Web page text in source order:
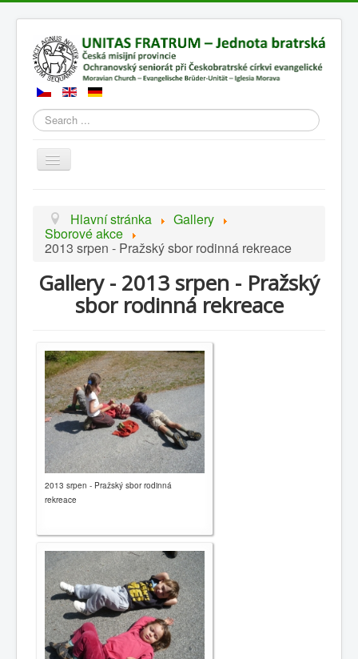
Search
Přepnout
navigaci
1 34 5
Home page
Brief history
Contacts
Congregations
Links
Leave message
Hlavní stránka Gallery
Sborové akce
2013 srpen - Pražský sbor rodinná rekreace
Gallery - 2013 srpen - Pražský
sbor rodinná rekreace
2013 srpen - Pražský sbor rodinná
rekreace